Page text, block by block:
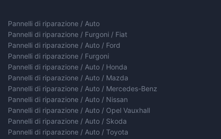
Pannelli di riparazione / Auto
Pannelli di riparazione / Furgoni / Fiat
Pannelli di riparazione / Auto / Ford
Pannelli di riparazione / Furgoni
Pannelli di riparazione / Auto / Honda
Pannelli di riparazione / Auto / Mazda
Pannelli di riparazione / Auto / Mercedes-Benz
Pannelli di riparazione / Auto / Nissan
Pannelli di riparazione / Auto / Opel Vauxhall
Pannelli di riparazione / Auto / Skoda
Pannelli di riparazione / Auto / Toyota